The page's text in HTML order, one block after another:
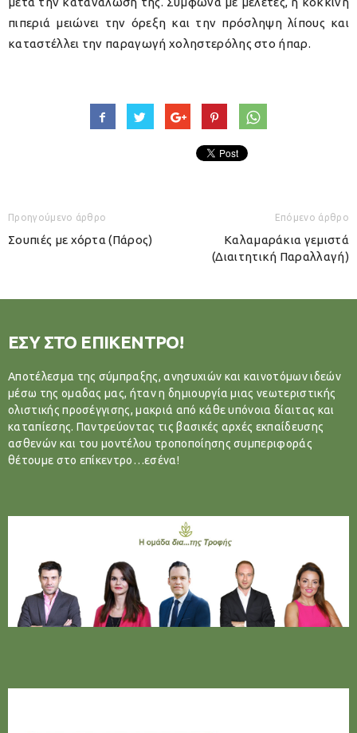
πιπεριά μειώνει την όρεξη και την πρόσληψη λίπους και
καταστέλλει την παραγωγή χοληστερόλης στο ήπαρ.
Προηγούμενο άρθρο
Σουπιές με χόρτα (Πάρος)
Επόμενο άρθρο
Καλαμαράκια γεμιστά
(Διαιτητική Παραλλαγή)
ΕΣΥ ΣΤΟ ΕΠΙΚΕΝΤΡΟ!
Αποτέλεσμα της σύμπραξης, ανησυχιών και καινοτόμων ιδεών
μέσω της ομαδας μας, ήταν η δημιουργία μιας νεωτεριστικής
ολιστικής προσέγγισης, μακριά από κάθε υπόνοια δίαιτας και
καταπίεσης. Παντρεύοντας τις βασικές αρχές εκπαίδευσης
ασθενών και του μοντέλου τροποποίησης συμπεριφοράς
θέτουμε στο επίκεντρο…εσένα!